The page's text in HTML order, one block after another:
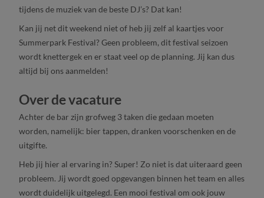
tijdens de muziek van de beste DJ’s? Dat kan!
Kan jij net dit weekend niet of heb jij zelf al kaartjes voor
Summerpark Festival? Geen probleem, dit festival seizoen
wordt knettergek en er staat veel op de planning. Jij kan dus
altijd bij ons aanmelden!
Over de vacature
Achter de bar zijn grofweg 3 taken die gedaan moeten
worden, namelijk: bier tappen, dranken voorschenken en de
uitgifte.
Heb jij hier al ervaring in? Super! Zo niet is dat uiteraard geen
probleem. Jij wordt goed opgevangen binnen het team en alles
wordt duidelijk uitgelegd. Een mooi festival om ook jouw